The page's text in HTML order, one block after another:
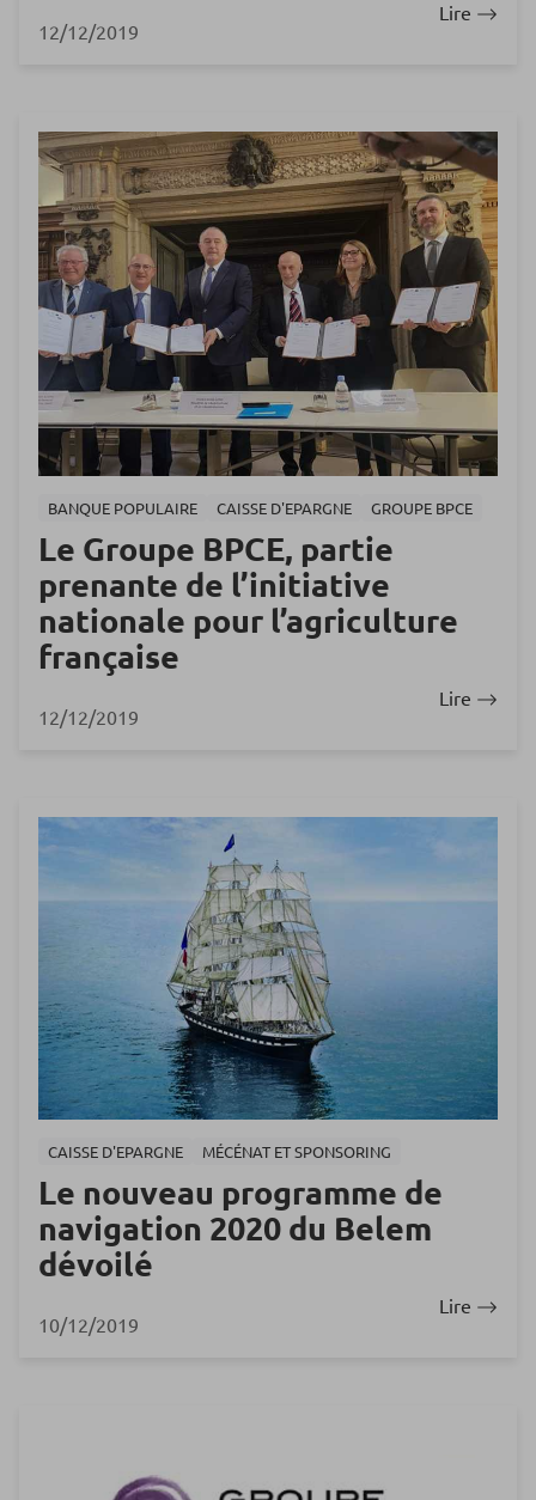
12/12/2019
Lire
BANQUE POPULAIRE CAISSE D'EPARGNE GROUPE BPCE
Le Groupe BPCE, partie
prenante de l’initiative
nationale pour l’agriculture
française
12/12/2019
Lire
CAISSE D'EPARGNE MÉCÉNAT ET SPONSORING
Le nouveau programme de
navigation 2020 du Belem
dévoilé
10/12/2019
Lire